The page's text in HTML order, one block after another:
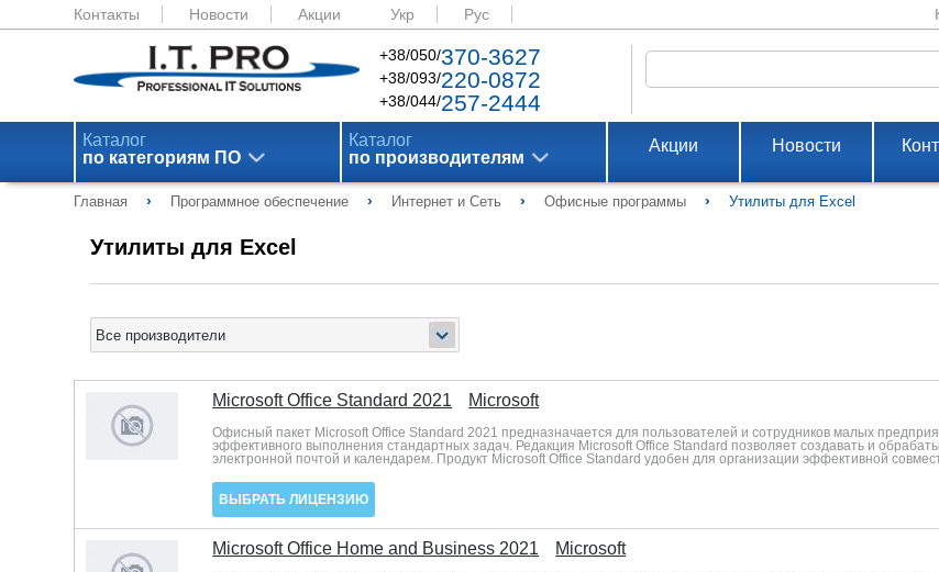
Контакты Новости Акции Укр Рус
+38/050/370-3627
+38/093/220-0872
+38/044/257-2444
Каталог
по категориям ПО
Каталог
по производителям
Акции Новости
Главная › Программное обеспечение › Интернет и Сеть › Офисные программы › Утилиты для Excel
Утилиты для Excel
Microsoft Office Standard 2021 Microsoft
Офисный пакет Microsoft Office Standard 2021 предназначается для пользователей и сотрудников малых
эффективного выполнения стандартных задач. Редакция Microsoft Office Standard позволяет создавать и
электронной почтой и календарем. Продукт Microsoft Office Standard удобен для организации эффективной
ВЫБРАТЬ ЛИЦЕНЗИЮ
Microsoft Office Home and Business 2021 Microsoft